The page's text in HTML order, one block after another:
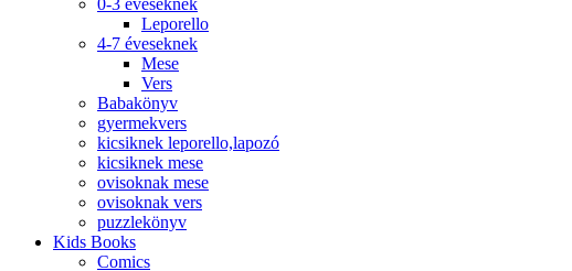
0-3 éveseknek
Leporello
4-7 éveseknek
Mese
Vers
Babakönyv
gyermekvers
kicsiknek leporello,lapozó
kicsiknek mese
ovisoknak mese
ovisoknak vers
puzzlekönyv
Kids Books
Comics